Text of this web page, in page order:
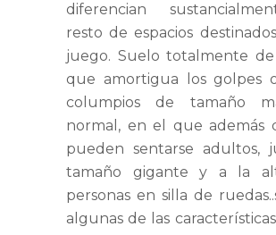
diferencian
resto de espacios
juego. Suelo totalmente
que amortigua los golpes
columpios de tamaño
normal, en el que además
pueden sentarse adultos,
tamaño gigante y a la
personas en silla de
algunas de las